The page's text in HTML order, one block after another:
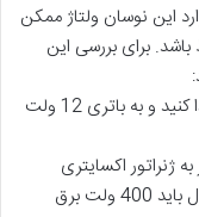
این نوسان ولتاژ ممکن
باشد. برای بررسی این
الف – رگلاتور ولتاژ را از تحریک دیزل جدا کنید و به باتری 12 ولت
ژنراتور اکسایتری
(دارای بچه دینام) است؛ در دور نامی، دیزل باید 400 ولت برق